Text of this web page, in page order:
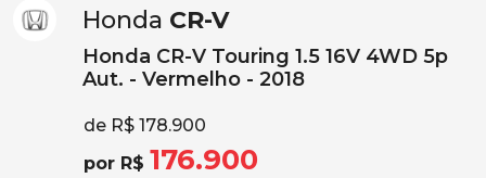
Honda CR-V
Honda CR-V Touring 1.5 16V 4WD 5p
Aut. - Vermelho - 2018
de R$ 178.900
por R$ 176.900